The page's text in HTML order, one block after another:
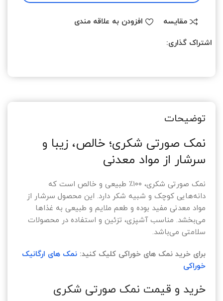
مقایسه افزودن به علاقه مندی
اشتراک گذاری:
توضیحات
نمک صورتی شکری؛ خالص، زیبا و
سرشار از مواد معدنی
نمک صورتی شکری، ۱۰۰٪ طبیعی و خالص است که
دانه‌هایی کوچک و شبیه شکر دارد. این محصول سرشار از
مواد معدنی مفید بوده و طعم ملایم و طبیعی به غذاها
می‌بخشد. مناسب آشپزی، تزئین و استفاده در محصولات
سلامتی می‌باشد.
برای خرید نمک های خوراکی کلیک کنید: نمک های ارگانیک
خوراکی
خرید و قیمت نمک صورتی شکری